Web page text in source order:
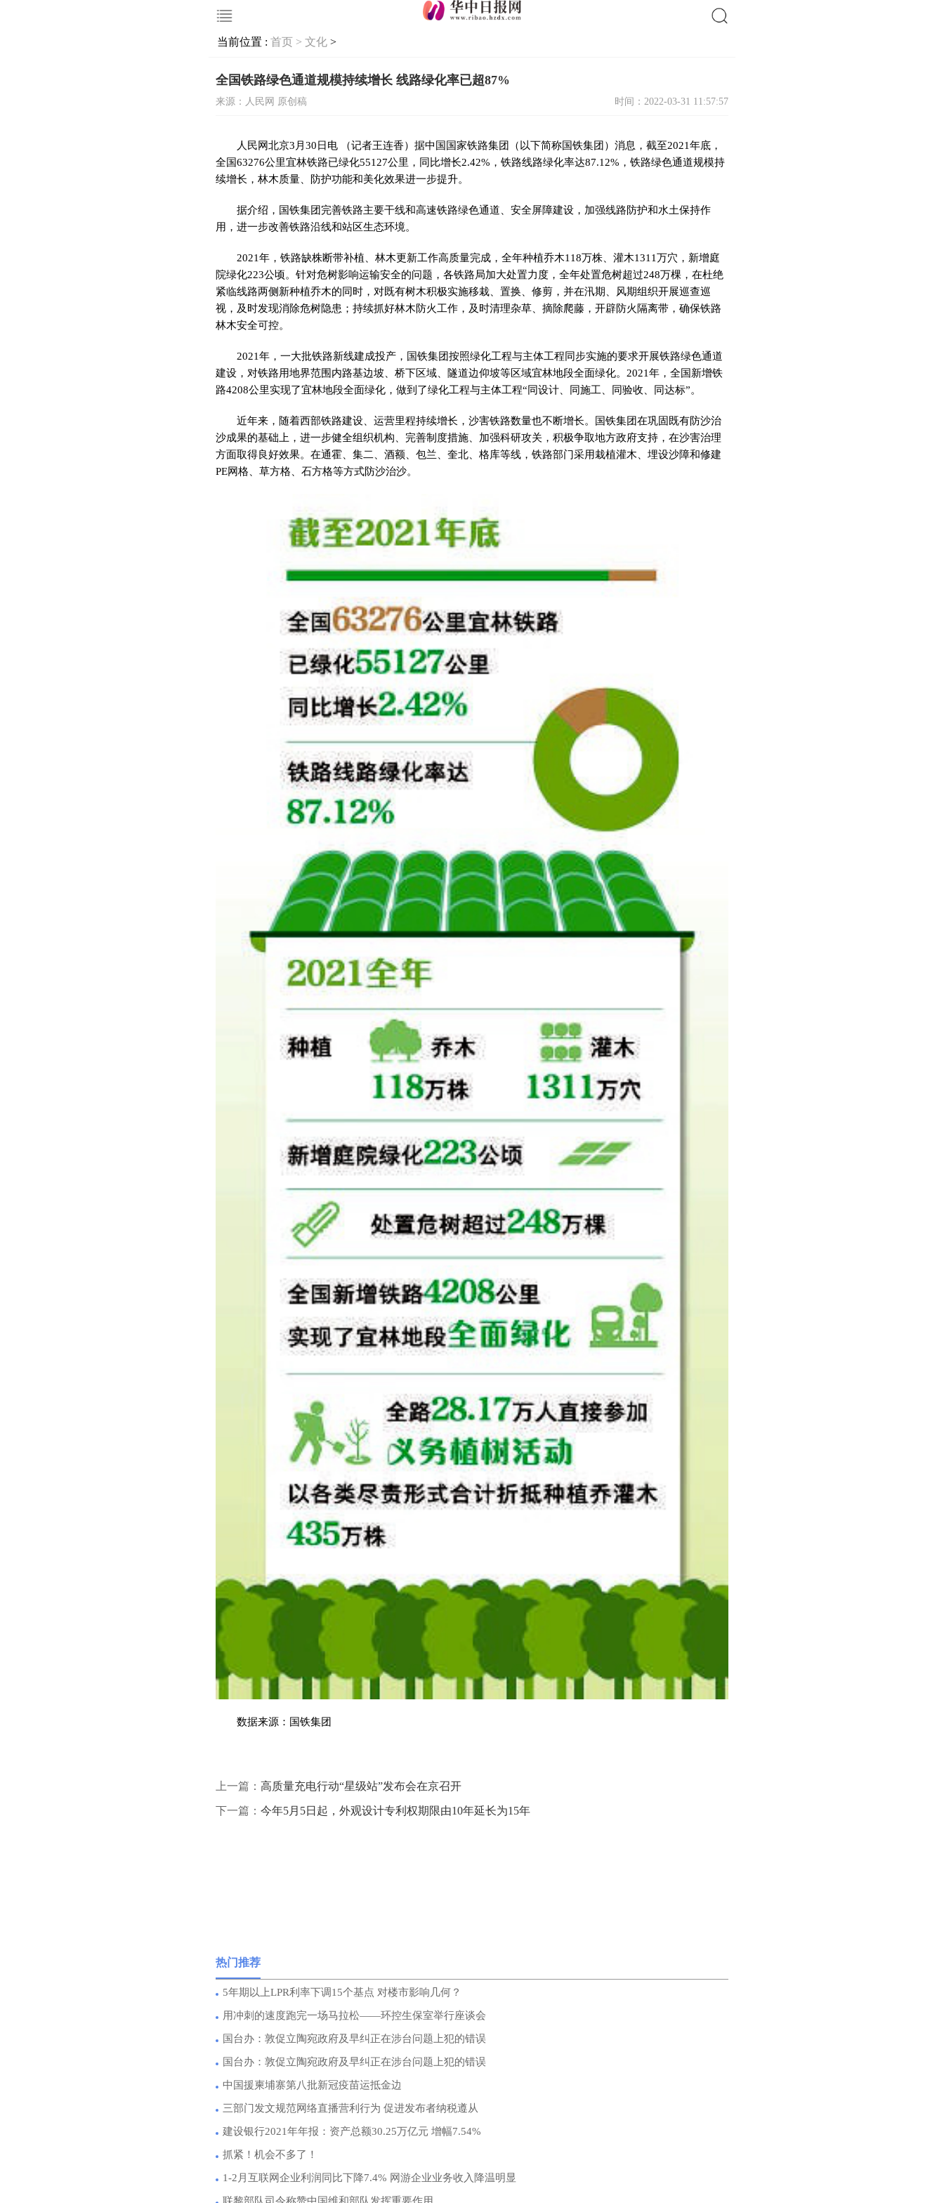
当前位置 : 首页 > 文化 >
全国铁路绿色通道规模持续增长 线路绿化率已超87%
来源：人民网 原创稿 时间：2022-03-31 11:57:57
人民网北京3月30日电 （记者王连香）据中国国家铁路集团（以下简称国铁集团）消息，截至2021年底，
全国63276公里宜林铁路已绿化55127公里，同比增长2.42%，铁路线路绿化率达87.12%，铁路绿色通道规模持
续增长，林木质量、防护功能和美化效果进一步提升。
据介绍，国铁集团完善铁路主要干线和高速铁路绿色通道、安全屏障建设，加强线路防护和水土保持作
用，进一步改善铁路沿线和站区生态环境。
2021年，铁路缺株断带补植、林木更新工作高质量完成，全年种植乔木118万株、灌木1311万穴，新增庭
院绿化223公顷。针对危树影响运输安全的问题，各铁路局加大处置力度，全年处置危树超过248万棵，在杜绝
紧临线路两侧新种植乔木的同时，对既有树木积极实施移栽、置换、修剪，并在汛期、风期组织开展巡查巡
视，及时发现消除危树隐患；持续抓好林木防火工作，及时清理杂草、摘除爬藤，开辟防火隔离带，确保铁路
林木安全可控。
2021年，一大批铁路新线建成投产，国铁集团按照绿化工程与主体工程同步实施的要求开展铁路绿色通道
建设，对铁路用地界范围内路基边坡、桥下区域、隧道边仰坡等区域宜林地段全面绿化。2021年，全国新增铁
路4208公里实现了宜林地段全面绿化，做到了绿化工程与主体工程“同设计、同施工、同验收、同达标”。
近年来，随着西部铁路建设、运营里程持续增长，沙害铁路数量也不断增长。国铁集团在巩固既有防沙治
沙成果的基础上，进一步健全组织机构、完善制度措施、加强科研攻关，积极争取地方政府支持，在沙害治理
方面取得良好效果。在通霍、集二、酒额、包兰、奎北、格库等线，铁路部门采用栽植灌木、埋设沙障和修建
PE网格、草方格、石方格等方式防沙治沙。
数据来源：国铁集团
上一篇： 高质量充电行动“星级站”发布会在京召开
下一篇： 今年5月5日起，外观设计专利权期限由10年延长为15年
热门推荐
5年期以上LPR利率下调15个基点 对楼市影响几何？
用冲刺的速度跑完一场马拉松——环控生保室举行座谈会
国台办：敦促立陶宛政府及早纠正在涉台问题上犯的错误
国台办：敦促立陶宛政府及早纠正在涉台问题上犯的错误
中国援柬埔寨第八批新冠疫苗运抵金边
三部门发文规范网络直播营利行为 促进发布者纳税遵从
建设银行2021年年报：资产总额30.25万亿元 增幅7.54%
抓紧！机会不多了！
1-2月互联网企业利润同比下降7.4% 网游企业业务收入降温明显